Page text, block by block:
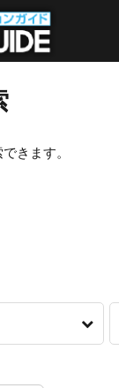
きます。